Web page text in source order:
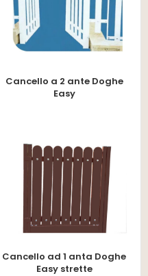
Cancello a 2 ante Doghe
Easy
Cancello ad 1 anta Doghe
Easy strette